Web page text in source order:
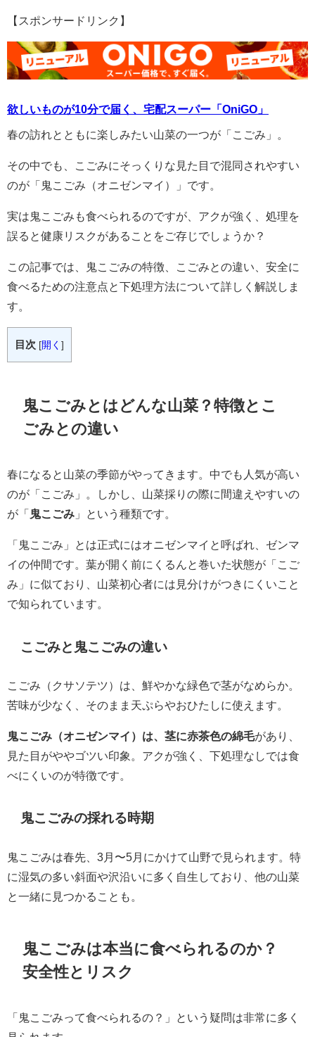
【スポンサードリンク】
欲しいものが10分で届く、宅配スーパー「OniGO」
春の訪れとともに楽しみたい山菜の一つが「こごみ」。
その中でも、こごみにそっくりな見た目で混同されやすい
のが「鬼こごみ（オニゼンマイ）」です。
実は鬼こごみも食べられるのですが、アクが強く、処理を
誤ると健康リスクがあることをご存じでしょうか？
この記事では、鬼こごみの特徴、こごみとの違い、安全に
食べるための注意点と下処理方法について詳しく解説しま
す。
目次 [開く ]
鬼こごみとはどんな山菜？特徴とこ
ごみとの違い
春になると山菜の季節がやってきます。中でも人気が高い
のが「こごみ」。しかし、山菜採りの際に間違えやすいの
が「 鬼こごみ 」という種類です。
「鬼こごみ」とは正式にはオニゼンマイと呼ばれ、ゼンマ
イの仲間です。葉が開く前にくるんと巻いた状態が「こご
み」に似ており、山菜初心者には見分けがつきにくいこと
で知られています。
こごみと鬼こごみの違い
こごみ（クサソテツ）は、鮮やかな緑色で茎がなめらか。
苦味が少なく、そのまま天ぷらやおひたしに使えます。
鬼こごみ（オニゼンマイ）は、茎に赤茶色の綿毛があり、
見た目がややゴツい印象。アクが強く、下処理なしでは食
べにくいのが特徴です。
鬼こごみの採れる時期
鬼こごみは春先、3月〜5月にかけて山野で見られます。特
に湿気の多い斜面や沢沿いに多く自生しており、他の山菜
と一緒に見つかることも。
鬼こごみは本当に食べられるのか？
安全性とリスク
「鬼こごみって食べられるの？」という疑問は非常に多く